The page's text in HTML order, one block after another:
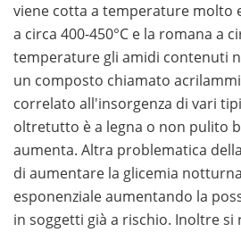
viene cotta a temperature molto
a circa 400-450°C e la romana a
temperature gli amidi contenuti
un composto chiamato
correlato all'insorgenza di vari
oltretutto è a legna o non pulito
aumenta. Altra problematica
di aumentare la glicemia
esponenziale aumentando la
in soggetti già a rischio. Inoltre si